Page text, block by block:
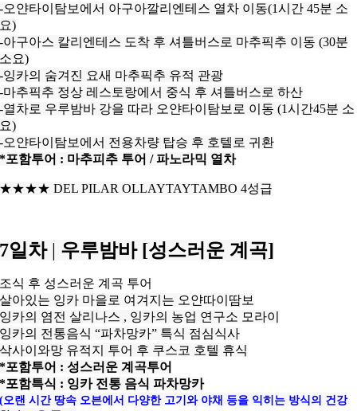
-오얀타이탐보에서 아구아깔리엔테스 열차 이동(1시간 45분 소
요)
-아구아스 칼리엔테스 도착 후 셔틀버스로 마추픽추 이동 (30분
소요)
-잉카의 숨겨진 요새 마추픽추 유적 관광
-마추픽추 정상 레스토랑에서 중식 후 셔틀버스로 하산
-열차로 우루밤바 강을 따라 오얀타이탐보로 이동 (1시간45분 소
요)
-오얀타이탐보에서 전용차량 탑승 후 호텔로 귀환
*포함투어 : 마추피추 투어 / 파노라믹 열차
★★★★DEL PILAR OLLAYTAYTAMBO 4성급
7일차 | 우루밤바 [성스러운 계곡]
조식 후 성스러운 계곡 투어
살아있는 잉카 마을로 여겨지는 오얀따이땀보
잉카의 염전 살리나스 , 잉카의 농업 연구소 모라이
잉카의 전통음식 “파차망카” 특식 점심식사
삭사이와망 유적지 투어 후 쿠스코 호텔 휴식
*포함투어 : 성스러운 계곡투어
*포함특식 : 잉카 전통 음식 파차망카
(오랜 시간 땅속 오븐에서 다양한 고기와 야채 등을 익히는 방식의 건강